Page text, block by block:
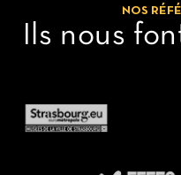
Ils nous
NOS